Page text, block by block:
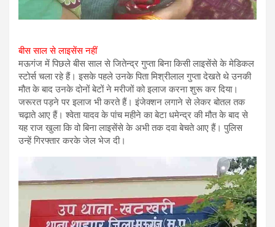
बीस साल से लाइसेंस नहीं
मऊगंज में पिछले बीस साल से जितेन्द्र गुप्ता बिना किसी लाइसेंसे के मेडिकल
स्टोर्स चला रहे हैं। इसके पहले उनके पिता मिश्रीलाल गुप्ता देखते थे उनकी
मौत के बाद उनके दोनों बेटों ने मरीजों को इलाज करना शुरू कर दिया।
जरूरत पड़ने पर इलाज भी करते हैं। इंजेक्शन लगाने से लेकर बोतल तक
चढ़ाते आए हैं। श्वेता यादव के पांच महीने का बेटा धमेन्द्र की मौत के बाद से
यह राज खुला कि वो बिना लाइसेंसे के अभी तक दवा बेचते आए हैं। पुलिस
उन्हें गिरफ्तार करके जेल भेज दी।